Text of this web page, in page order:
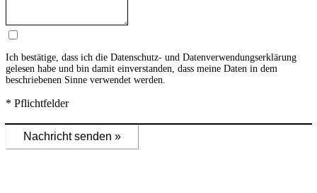
Ich bestätige, dass ich die Datenschutz- und Datenverwendungserklärung
gelesen habe und bin damit einverstanden, dass meine Daten in dem
beschriebenen Sinne verwendet werden.
* Pflichtfelder
Nachricht senden »